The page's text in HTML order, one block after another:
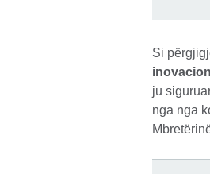
Si
ju
nga nga